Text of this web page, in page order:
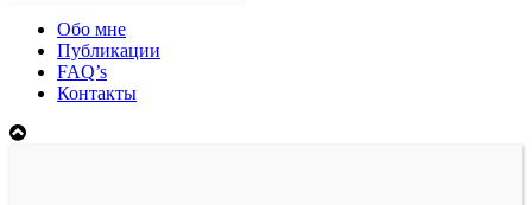
Обо мне
Публикации
FAQ’s
Контакты